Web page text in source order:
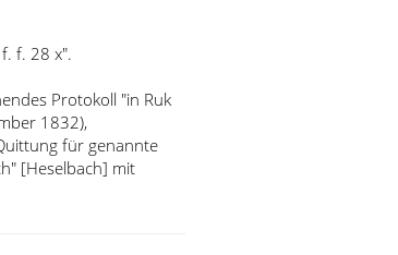
f. 28 x".
Protokoll "in Ruk
1832),
für genannte
[Heselbach] mit